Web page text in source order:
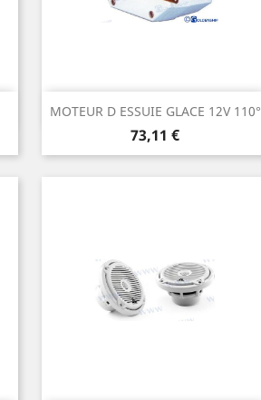
MOTEUR D ESSUIE GLACE 12V 110°
Prix
73,11 €
Aperçu rapide